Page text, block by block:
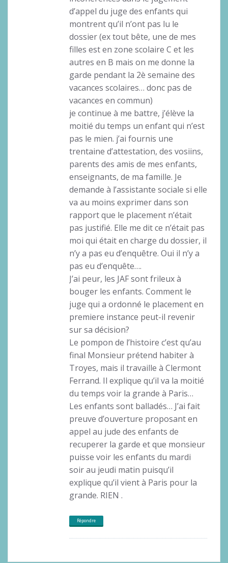
d’appel du juge des enfants qui
montrent qu’il n’ont pas lu le
dossier (ex tout bête, une de mes
filles est en zone scolaire C et les
autres en B mais on me donne la
garde pendant la 2è semaine des
vacances scolaires… donc pas de
vacances en commun)
je continue à me battre, j’élève la
moitié du temps un enfant qui n’est
pas le mien. j’ai fournis une
trentaine d’attestation, des vosiins,
parents des amis de mes enfants,
enseignants, de ma famille. Je
demande à l’assistante sociale si elle
va au moins exprimer dans son
rapport que le placement n’était
pas justifié. Elle me dit ce n’était pas
moi qui était en charge du dossier, il
n’y a pas eu d’enquêtre. Oui il n’y a
pas eu d’enquête….
J’ai peur, les JAF sont frileux à
bouger les enfants. Comment le
juge qui a ordonné le placement en
premiere instance peut-il revenir
sur sa décision?
Le pompon de l’histoire c’est qu’au
final Monsieur prétend habiter à
Troyes, mais il travaille à Clermont
Ferrand. Il explique qu’il va la moitié
du temps voir la grande à Paris…
Les enfants sont balladés… J’ai fait
preuve d’ouverture proposant en
appel au jude des enfants de
recuperer la garde et que monsieur
puisse voir les enfants du mardi
soir au jeudi matin puisqu’il
explique qu’il vient à Paris pour la
grande. RIEN .
Répondre